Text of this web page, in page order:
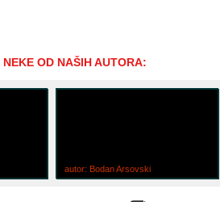
OD NAŠIH AUTORA:
autor: Bodan Arsovski